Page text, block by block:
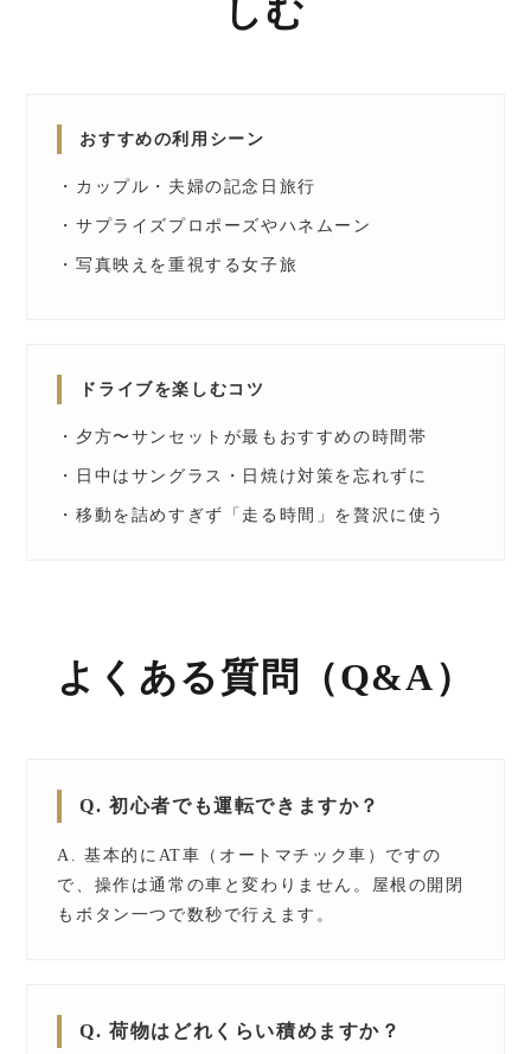
しむ
おすすめの利用シーン
・カップル・夫婦の記念日旅行
・サプライズプロポーズやハネムーン
・写真映えを重視する女子旅
ドライブを楽しむコツ
・夕方〜サンセットが最もおすすめの時間帯
・日中はサングラス・日焼け対策を忘れずに
・移動を詰めすぎず「走る時間」を贅沢に使う
よくある質問（Q&A）
Q. 初心者でも運転できますか？
A. 基本的にAT車（オートマチック車）ですの
で、操作は通常の車と変わりません。屋根の開閉
もボタン一つで数秒で行えます。
Q. 荷物はどれくらい積めますか？